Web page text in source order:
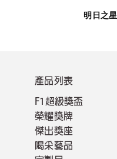
明日之星
產品列表
F1超級獎盃
榮耀獎牌
傑出獎座
喝采藝品